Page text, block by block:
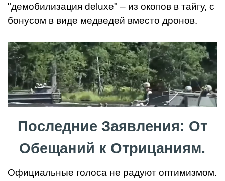
"демобилизация deluxe" – из окопов в тайгу, с
бонусом в виде медведей вместо дронов.
Последние Заявления: От
Обещаний к Отрицаниям.
Официальные голоса не радуют оптимизмом.